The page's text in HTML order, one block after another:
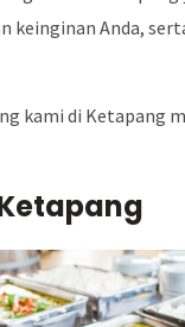
keinginan Anda,
kami di Ketapang